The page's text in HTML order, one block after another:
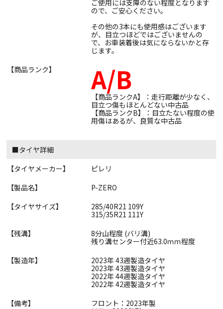
ご使用には支障のない程度となります
ので、ご安心ください。
その他の3本にも使用感はございます
が、目立つほどではございませんの
で、お車装着後は気にならないかと存
じます。
【商品ランク】
A/B
【商品ランクA】：走行距離が少なく、
目立つ傷もほとんどない中古品
【商品ランクB】：目立たない程度の使
用傷はあるが、良質な中古品
■タイヤ詳細
【タイヤメーカー】
ピレリ
【製品名】
P-ZERO
【タイヤサイズ】
285/40R21 109Y
315/35R21 111Y
【残溝】
8分山程度 (バリ溝)
残り溝センター付近63.0ｍｍ程度
【製造年】
2023年 43週製造タイヤ
2023年 43週製造タイヤ
2022年 44週製造タイヤ
2022年 42週製造タイヤ
【備考】
フロント：2023年製